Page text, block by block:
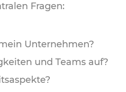
Fragen:
Unternehmen?
und Teams auf?